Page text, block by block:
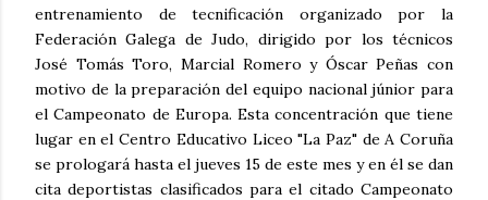
entrenamiento de tecnificación organizado por la
Federación Galega de Judo, dirigido por los técnicos
José Tomás Toro, Marcial Romero y Óscar Peñas con
motivo de la preparación del equipo nacional júnior para
el Campeonato de Europa. Esta concentración que tiene
lugar en el Centro Educativo Liceo "La Paz" de A Coruña
se prologará hasta el jueves 15 de este mes y en él se dan
cita deportistas clasificados para el citado Campeonato